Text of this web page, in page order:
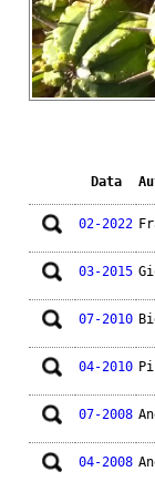
Data
02-2022
03-2015
07-2010
04-2010
07-2008
04-2008